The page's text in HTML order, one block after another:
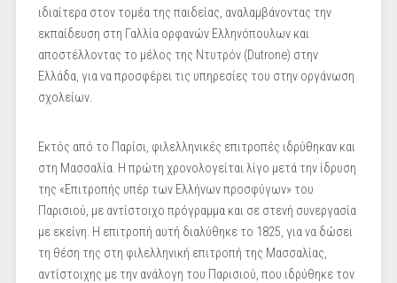
ιδιαίτερα στον τομέα της παιδείας, αναλαμβάνοντας την
εκπαίδευση στη Γαλλία ορφανών Ελληνόπουλων και
αποστέλλοντας το μέλος της Ντυτρόν (Dutrone) στην
Ελλάδα, για να προσφέρει τις υπηρεσίες του στην οργάνωση
σχολείων.
Εκτός από το Παρίσι, φιλελληνικές επιτροπές ιδρύθηκαν και
στη Μασσαλία. Η πρώτη χρονολογείται λίγο μετά την ίδρυση
της «Επιτροπής υπέρ των Ελλήνων προσφύγων» του
Παρισιού, με αντίστοιχο πρόγραμμα και σε στενή συνεργασία
με εκείνη. Η επιτροπή αυτή διαλύθηκε το 1825, για να δώσει
τη θέση της στη φιλελληνική επιτροπή της Μασσαλίας,
αντίστοιχης με την ανάλογη του Παρισιού, που ιδρύθηκε τον